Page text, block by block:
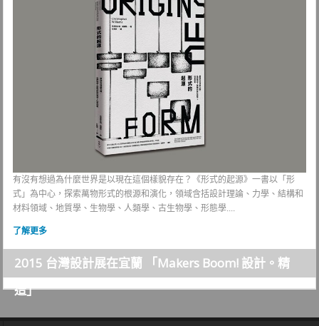
有沒有想過為什麼世界是以現在這個樣貌存在？《形式的起源》一書以「形
式」為中心，探索萬物形式的根源和演化，領域含括設計理論、力學、結構和
材料領域、地質學、生物學、人類學、古生物學、形態學....
了解更多
2015 台灣設計展在宜蘭 「Makers Boom! 設計。精
造」